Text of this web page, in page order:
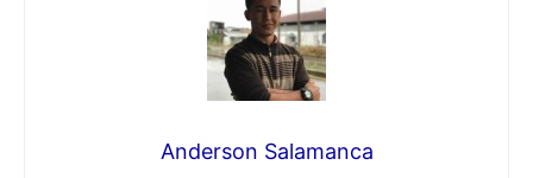
Anderson Salamanca